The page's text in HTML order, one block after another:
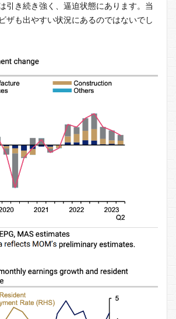
引き続き強く、逼迫状態にあります。当
ザも出やすい状況にあるのではないでし